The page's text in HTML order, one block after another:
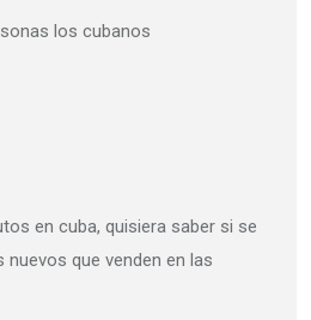
los cubanos
en cuba, quisiera saber si se
que venden en las